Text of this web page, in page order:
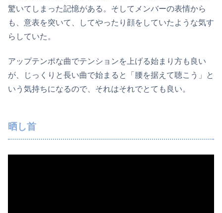
驚いてしまった記憶がある。そしてメンバーの表情から
も、意表を突いて、してやったり顔をしていたような気す
らしていた。
アップテンポな曲でテンションを上げる始まり方も良い
が、じっくりと長い曲で始まると「腰を据えて聴こう」と
いう気持ちになるので、それはそれでとても良い。
晒し首